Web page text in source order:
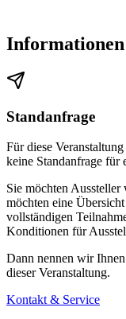
Standanfrage
Für diese
keine Standanfrage für
Sie möchten
möchten eine
vollständigen
Konditionen für
Dann nennen wir
dieser Veranstaltung.
Kontakt & Service